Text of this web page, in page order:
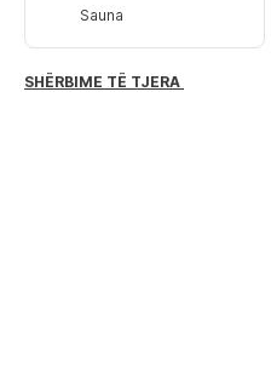
Sauna
SHËRBIME TË TJERA